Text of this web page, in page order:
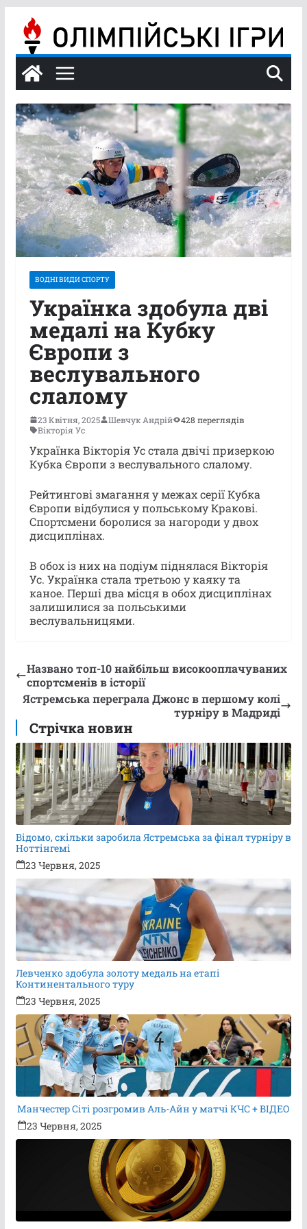
вмісту
ВОДНІ ВИДИ СПОРТУ
Українка здобула дві
медалі на Кубку
Європи з
веслувального
слалому
23 Квітня, 2025 Шевчук Андрій
428 переглядів
Вікторія Ус
Українка Вікторія Ус стала двічі призеркою
Кубка Європи з веслувального слалому.
Рейтингові змагання у межах серії Кубка
Європи відбулися у польському Кракові.
Спортсмени боролися за нагороди у двох
дисциплінах.
В обох із них на подіум піднялася Вікторія
Ус. Українка стала третьою у каяку та
каное. Перші два місця в обох дисциплінах
залишилися за польськими
веслувальницями.
Названо топ-10 найбільш високооплачуваних
спортсменів в історії
Ястремська переграла Джонс в першому колі
турніру в Мадриді
Стрічка новин
Відомо, скільки заробила Ястремська за фінал турніру в
Ноттінгемі
23 Червня, 2025
Левченко здобула золоту медаль на етапі
Континентального туру
23 Червня, 2025
Манчестер Сіті розгромив Аль-Айн у матчі КЧС + ВІДЕО
23 Червня, 2025